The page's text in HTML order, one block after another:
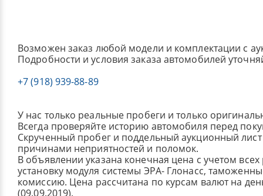
Возможен заказ любой модели и комплектации с
Подробности и условия заказа автомобилей
+7 (918) 939-88-89
У нас только реальные пробеги и только
Всегда проверяйте историю автомобиля перед
Скрученный пробег и поддельный аукционный лист
причинами неприятностей и поломок.
В объявлении указана конечная цена с учетом
установку модуля системы ЭРА- Глонасс,
комиссию. Цена рассчитана по курсам валют на
(09.09.2019).